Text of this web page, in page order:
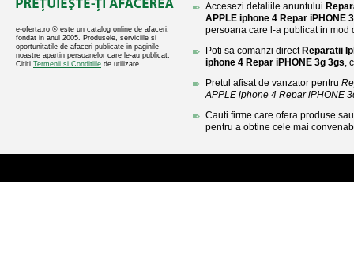
e-oferta.ro ® este un catalog online de afaceri,
fondat in anul 2005. Produsele, serviciile si
oportunitatile de afaceri publicate in paginile
noastre apartin persoanelor care le-au publicat.
Cititi Termenii si Conditiile de utilizare.
Accesezi detaliile anuntului
APPLE iphone 4 Repar iPHONE
persoana care l-a publicat in mod
Poti sa comanzi direct Reparatii
iphone 4 Repar iPHONE 3g 3gs,
Pretul afisat de vanzator pentru
APPLE iphone 4 Repar iPHONE
Cauti firme care ofera produse
pentru a obtine cele mai